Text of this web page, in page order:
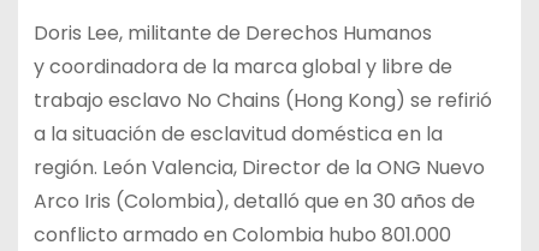
Doris Lee, militante de Derechos Humanos
y coordinadora de la marca global y libre de
trabajo esclavo No Chains (Hong Kong) se refirió
a la situación de esclavitud doméstica en la
región. León Valencia, Director de la ONG Nuevo
Arco Iris (Colombia), detalló que en 30 años de
conflicto armado en Colombia hubo 801.000